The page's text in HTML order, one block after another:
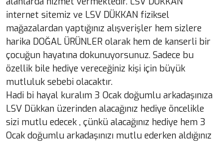
internet sitemiz ve LSV DÜKKAN fiziksel
mağazalardan yaptığınız alışverişler hem sizlere
harika DOĞAL ÜRÜNLER olarak hem de kanserli bir
çocuğun hayatına dokunuyorsunuz. Sadece bu
özellik bile hediye vereceğiniz kişi için büyük
mutluluk sebebi olacaktır.
Hadi bi hayal kuralım 3 Ocak doğumlu arkadaşınıza
LSV Dükkan üzerinden alacağınız hediye öncelikle
sizi mutlu edecek , çünkü alacağınız hediye hem 3
Ocak doğumlu arkadaşınızı mutlu ederken aldığınız